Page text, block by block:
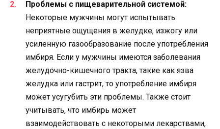
Проблемы с пищеварительной системой:
Некоторые мужчины могут испытывать
неприятные ощущения в желудке, изжогу или
усиленную газообразование после употребления
имбиря. Если у мужчины имеются заболевания
желудочно-кишечного тракта, такие как язва
желудка или гастрит, то употребление имбиря
может усугубить эти проблемы. Также стоит
учитывать, что имбирь может
взаимодействовать с некоторыми лекарствами,